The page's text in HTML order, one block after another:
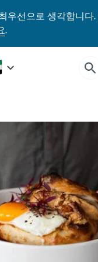
우선으로 생각합니다.
.